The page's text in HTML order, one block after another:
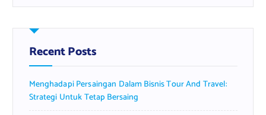
r
h
f
o
:
Recent Posts
Menghadapi Persaingan Dalam Bisnis Tour And Travel:
Strategi Untuk Tetap Bersaing